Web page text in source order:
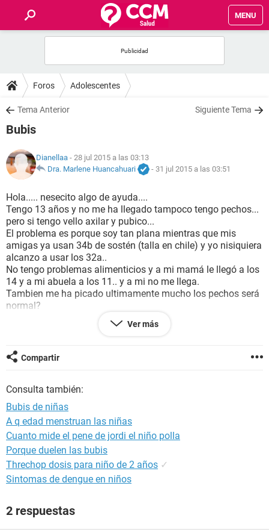
MENU
FOROS
SALUD
NUTRICIÓN
BIENESTAR
SEXUALIDAD
GLOSARIO
Foros Adolescentes
Tema Anterior Siguiente Tema
Bubis
Dianellaa - 28 jul 2015 a las 03:13
Dra. Marlene Huancahuari
- 31 jul 2015 a las 03:51
Hola..... nesecito algo de ayuda....
Tengo 13 años y no me ha llegado tampoco tengo pechos...
pero si tengo vello axilar y pubico...
El problema es porque soy tan plana mientras que mis
amigas ya usan 34b de sostén (talla en chile) y yo nisiquiera
alcanzo a usar los 32a..
No tengo problemas alimenticios y a mi mamá le llegó a los
14 y a mi abuela a los 11.. y a mi no me llega.
Tambien me ha picado ultimamente mucho los pechos será
normal?
Ver más
Compartir
Consulta también:
Bubis de niñas
A q edad menstruan las niñas
Cuanto mide el pene de jordi el niño polla
Porque duelen las bubis
Threchop dosis para niño de 2 años ✓
Sintomas de dengue en niños
2 respuestas